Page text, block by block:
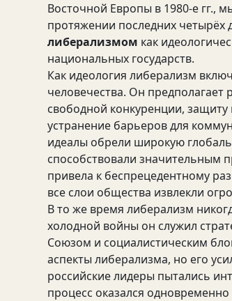
Восточной Европы в 1980-е гг.,
протяжении последних четырёх
либерализмом как
национальных государств.
Как идеология либерализм
человечества. Он предполагает
свободной конкуренции,
устранение барьеров для
идеалы обрели широкую
способствовали значительным
привела к беспрецедентному
все слои общества извлекли
В то же время либерализм
холодной войны он служил
Союзом и социалистическим
аспекты либерализма, но его
российские лидеры пытались
процесс оказался